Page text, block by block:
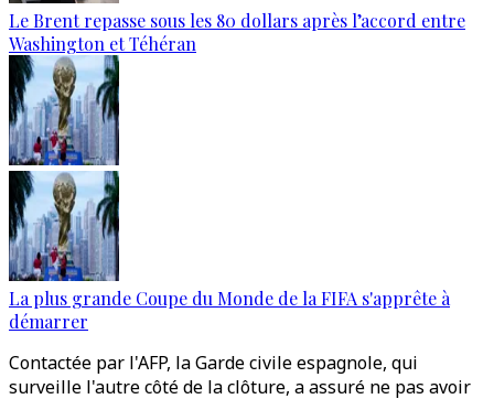
Le Brent repasse sous les 80 dollars après l’accord entre
Washington et Téhéran
La plus grande Coupe du Monde de la FIFA s'apprête à
démarrer
Contactée par l'AFP, la Garde civile espagnole, qui
surveille l'autre côté de la clôture, a assuré ne pas avoir